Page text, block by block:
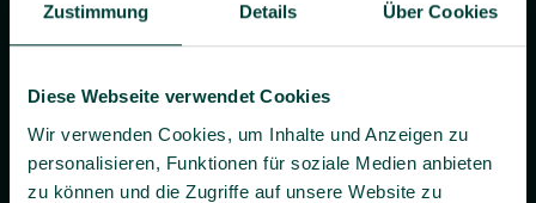
Zustimmung Details Über Cookies
Diese Webseite verwendet Cookies
Wir verwenden Cookies, um Inhalte und Anzeigen zu
personalisieren, Funktionen für soziale Medien anbieten
zu können und die Zugriffe auf unsere Website zu
Ja, ich willige bis auf Widerruf ein, dass BG prevent mir
zusenden darf.
Es gilt unsereDatenschutzerklärung.